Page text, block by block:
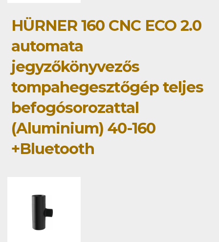
HÜRNER 160 CNC ECO 2.0
automata
jegyzőkönyvezős
tompahegesztőgép teljes
befogósorozattal
(Aluminium) 40-160
+Bluetooth